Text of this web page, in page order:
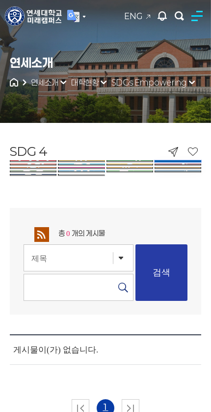
ENG
연세대학교
통합검색
연세소개
연세소개 대학현황 SDGs Empowering
SDG 4
총0 개의 게시물
게시물이(가) 없습니다.
1